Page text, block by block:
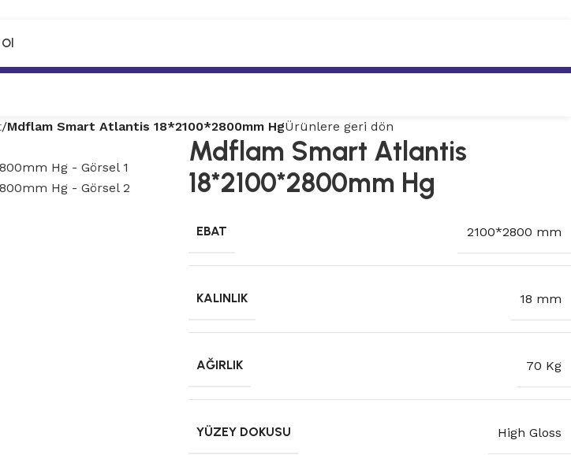
/Mdflam Smart Atlantis 18*2100*2800mm HgÜrünlere geri dön
Mdflam Smart Atlantis
18*2100*2800mm Hg
EBAT 2100*2800 mm
KALINLIK 18 mm
AĞIRLIK 70 Kg
YÜZEY DOKUSU High Gloss